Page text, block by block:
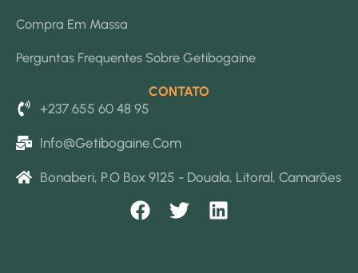
Compra Em Massa
Perguntas Frequentes Sobre Getibogaine
CONTATO
+237 655 60 48 95
Info@getibogaine.com
Bonaberi, P.O Box 9125 - Douala, Litoral, Camarões
F
T
L